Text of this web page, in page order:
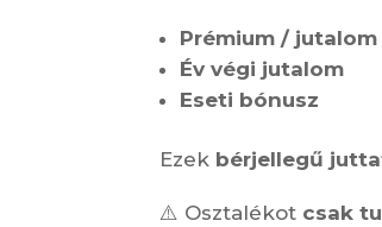
Prémium / jutalom
Év végi jutalom
Eseti bónusz
Ezek bérjellegű
⚠️ Osztalékot csak